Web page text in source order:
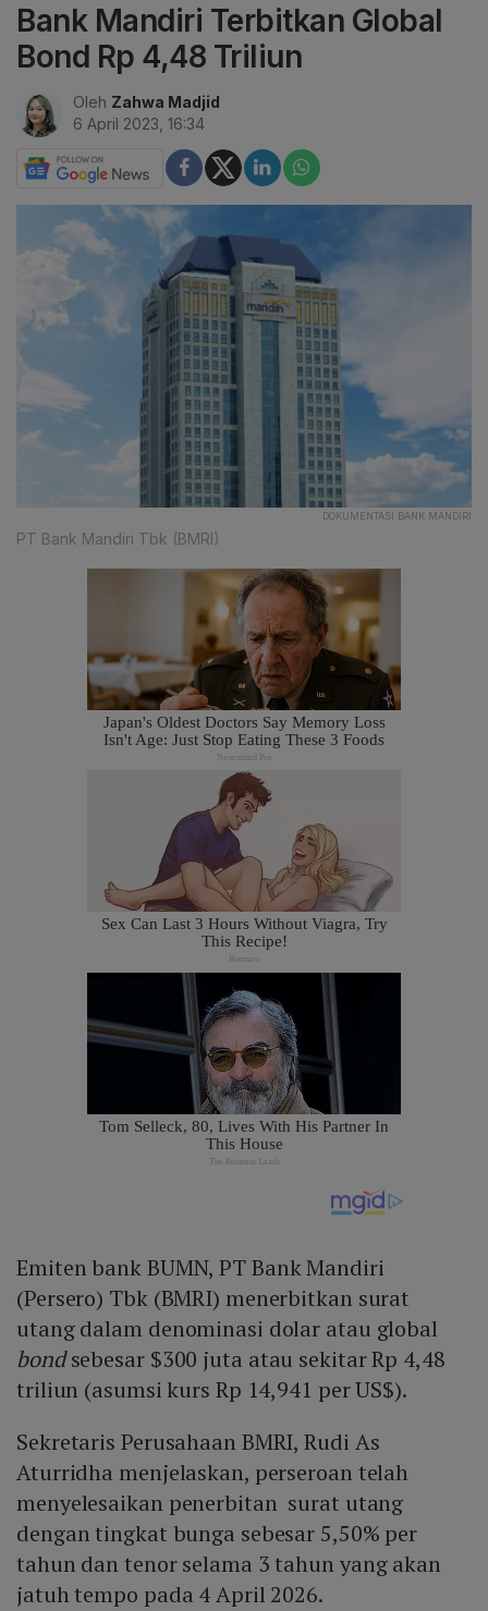
Bank Mandiri Terbitkan Global
Bond Rp 4,48 Triliun
Oleh Zahwa Madjid
6 April 2023, 16:34
DOKUMENTASI BANK MANDIRI
PT Bank Mandiri Tbk (BMRI)
Emiten bank BUMN, PT Bank Mandiri
(Persero) Tbk (BMRI) menerbitkan surat
utang dalam denominasi dolar atau global
bondsebesar $300 juta atau sekitar Rp 4,48
triliun (asumsi kurs Rp 14,941 per US$).
Sekretaris Perusahaan BMRI, Rudi As
Aturridha menjelaskan, perseroan telah
menyelesaikan penerbitan surat utang
dengan tingkat bunga sebesar 5,50% per
tahun dan tenor selama 3 tahun yang akan
jatuh tempo pada 4 April 2026.